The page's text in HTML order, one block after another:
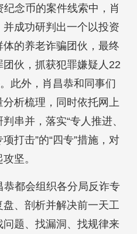
念币的案件线索中，肖
成功研判出一个以投资
的养老诈骗团伙，最终
伙，抓获犯罪嫌疑人22
此外，肖昌恭和同事们
析梳理，同时依托网上
串并，落实“专人推进、
打击”的“四专”措施，对
坚。
都会组织各分局反诈专
、剖析并解决前一天工
题、找漏洞、找规律来